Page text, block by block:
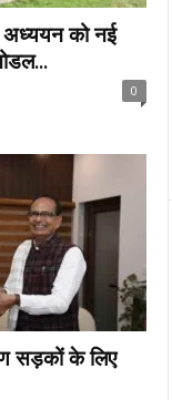
अध्ययन को नई
0
सड़कों के लिए